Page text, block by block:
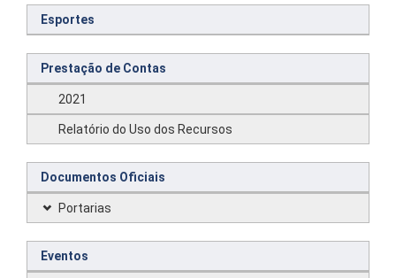
Esportes
Prestação de Contas
2021
Relatório do Uso dos Recursos
Documentos Oficiais
Portarias
Eventos